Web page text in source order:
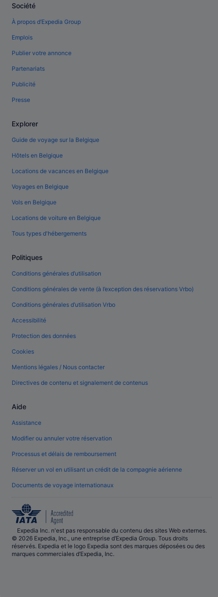
Société
À propos d’Expedia Group
Emplois
Publier votre annonce
Partenariats
Publicité
Presse
Explorer
Guide de voyage sur la Belgique
Hôtels en Belgique
Locations de vacances en Belgique
Voyages en Belgique
Vols en Belgique
Locations de voiture en Belgique
Tous types d'hébergements
Politiques
Conditions générales d’utilisation
Conditions générales de vente (à l’exception des réservations Vrbo)
Conditions générales d’utilisation Vrbo
Accessibilité
Protection des données
Cookies
Mentions légales / Nous contacter
Directives de contenu et signalement de contenus
Aide
Assistance
Modifier ou annuler votre réservation
Processus et délais de remboursement
Réserver un vol en utilisant un crédit de la compagnie aérienne
Documents de voyage internationaux
Expedia Inc. n'est pas responsable du contenu des sites Web externes.
© 2026 Expedia, Inc., une entreprise d’Expedia Group. Tous droits
réservés. Expedia et le logo Expedia sont des marques déposées ou des
marques commerciales d’Expedia, Inc.